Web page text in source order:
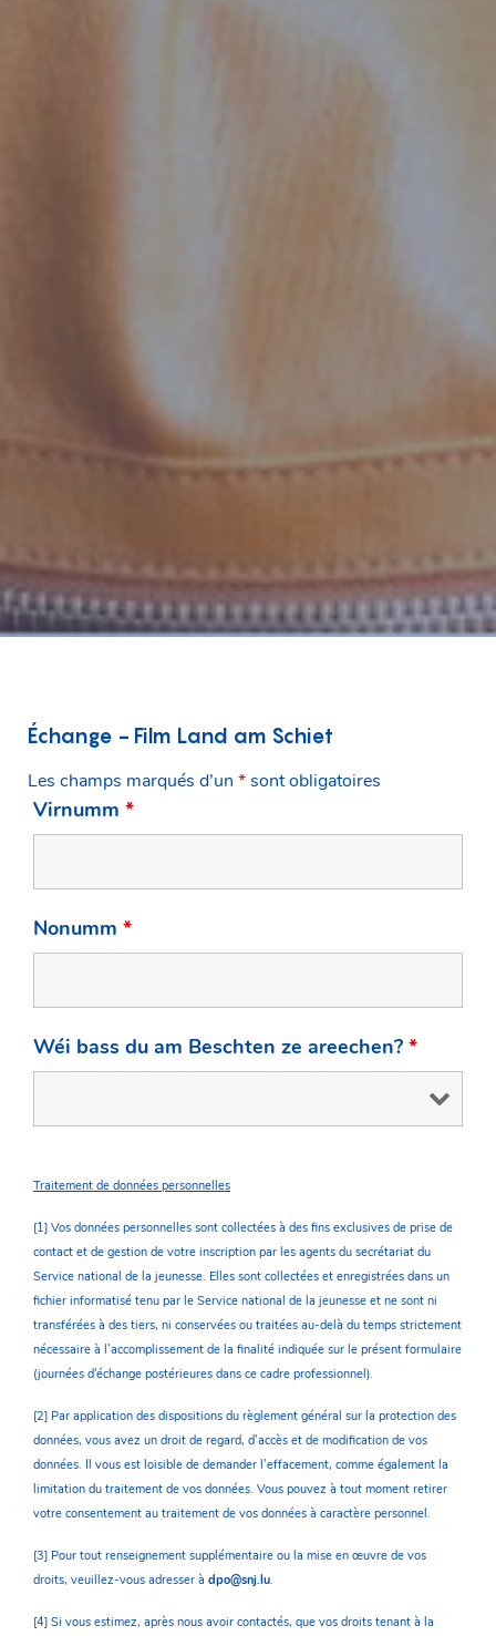
Échange - Film Land am Schiet
Les champs marqués d’un *sont obligatoires
Virnumm *
Nonumm *
Wéi bass du am Beschten ze areechen? *
Traitement de données personnelles
[1] Vos données personnelles sont collectées à des fins exclusives de prise de
contact et de gestion de votre inscription par les agents du secrétariat du
Service national de la jeunesse. Elles sont collectées et enregistrées dans un
fichier informatisé tenu par le Service national de la jeunesse et ne sont ni
transférées à des tiers, ni conservées ou traitées au-delà du temps strictement
nécessaire à l’accomplissement de la finalité indiquée sur le présent formulaire
(journées d'échange postérieures dans ce cadre professionnel).
[2] Par application des dispositions du règlement général sur la protection des
données, vous avez un droit de regard, d’accès et de modification de vos
données. Il vous est loisible de demander l’effacement, comme également la
limitation du traitement de vos données. Vous pouvez à tout moment retirer
votre consentement au traitement de vos données à caractère personnel.
[3] Pour tout renseignement supplémentaire ou la mise en œuvre de vos
droits, veuillez-vous adresser à dpo@snj.lu.
[4] Si vous estimez, après nous avoir contactés, que vos droits tenant à la